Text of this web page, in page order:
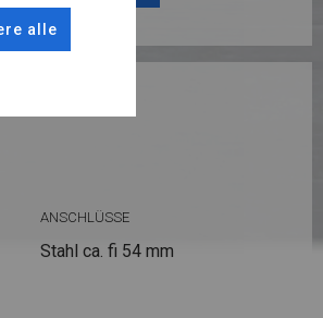
ANSCHLÜSSE
Stahl ca. fi 54 mm
alle